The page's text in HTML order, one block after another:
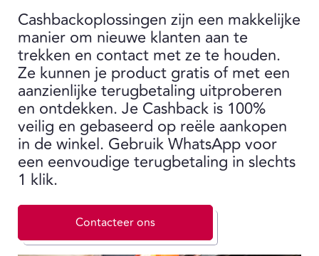
Cashbackoplossingen zijn een makkelijke
manier om nieuwe klanten aan te
trekken en contact met ze te houden.
Ze kunnen je product gratis of met een
aanzienlijke terugbetaling uitproberen
en ontdekken. Je Cashback is 100%
veilig en gebaseerd op reële aankopen
in de winkel. Gebruik WhatsApp voor
een eenvoudige terugbetaling in slechts
1 klik.
Contacteer ons